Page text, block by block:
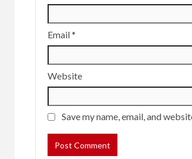
Email*
Website
Save my name, email, and